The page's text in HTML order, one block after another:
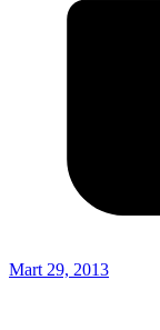
Mart 29, 2013